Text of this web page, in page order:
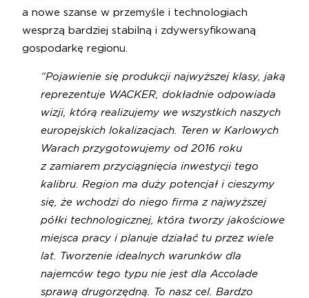
a nowe szanse w przemyśle i technologiach
wesprzą bardziej stabilną i zdywersyfikowaną
gospodarkę regionu.
“Pojawienie się produkcji najwyższej klasy, jaką
reprezentuje WACKER, dokładnie odpowiada
wizji, którą realizujemy we wszystkich naszych
europejskich lokalizacjach. Teren w Karlowych
Warach przygotowujemy od 2016 roku
z zamiarem przyciągnięcia inwestycji tego
kalibru. Region ma duży potencjał i cieszymy
się, że wchodzi do niego firma z najwyższej
półki technologicznej, która tworzy jakościowe
miejsca pracy i planuje działać tu przez wiele
lat. Tworzenie idealnych warunków dla
najemców tego typu nie jest dla Accolade
sprawą drugorzędną. To nasz cel. Bardzo